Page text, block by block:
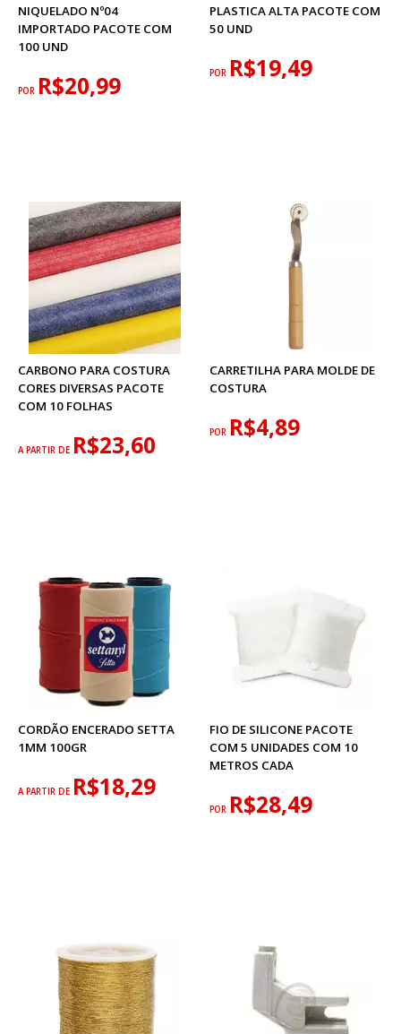
NIQUELADO Nº04
IMPORTADO PACOTE COM
100 UND
POR R$20,99
PLASTICA ALTA PACOTE COM
50 UND
POR R$19,49
CARBONO PARA COSTURA
CORES DIVERSAS PACOTE
COM 10 FOLHAS
A PARTIR DE R$23,60
CARRETILHA PARA MOLDE DE
COSTURA
POR R$4,89
CORDÃO ENCERADO SETTA
1MM 100GR
A PARTIR DE R$18,29
FIO DE SILICONE PACOTE
COM 5 UNIDADES COM 10
METROS CADA
POR R$28,49